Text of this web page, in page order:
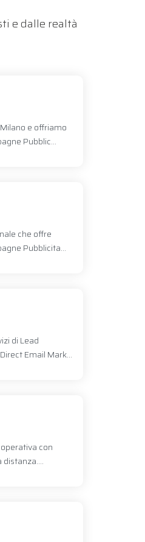
e dalle realtà
e offriamo
Pubblic...
che offre
Pubblicita...
di Lead
Email Mark...
con